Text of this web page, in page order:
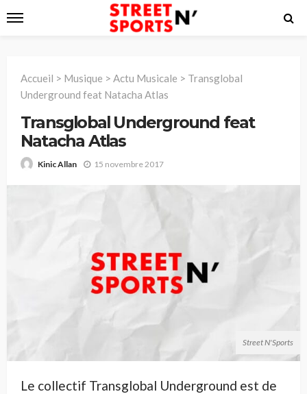
Accueil > Musique > Actu Musicale > Transglobal
Underground feat Natacha Atlas
Transglobal Underground feat
Natacha Atlas
Kinic Allan 15 novembre 2017
Street N'Sports
Le collectif Transglobal Underground est de